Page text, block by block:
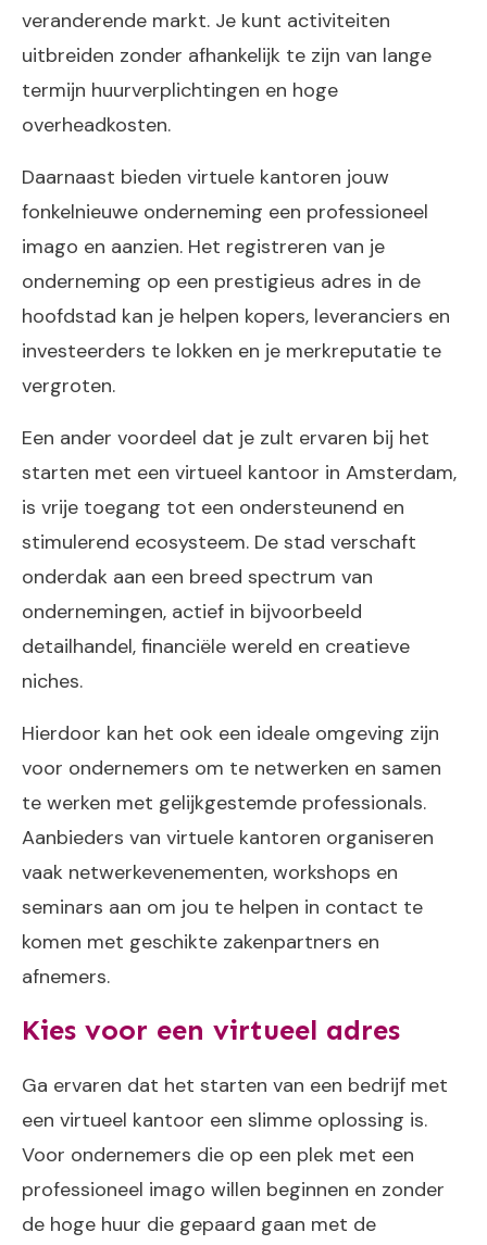
veranderende markt. Je kunt activiteiten
uitbreiden zonder afhankelijk te zijn van lange
termijn huurverplichtingen en hoge
overheadkosten.
Daarnaast bieden virtuele kantoren jouw
fonkelnieuwe onderneming een professioneel
imago en aanzien. Het registreren van je
onderneming op een prestigieus adres in de
hoofdstad kan je helpen kopers, leveranciers en
investeerders te lokken en je merkreputatie te
vergroten.
Een ander voordeel dat je zult ervaren bij het
starten met een virtueel kantoor in Amsterdam,
is vrije toegang tot een ondersteunend en
stimulerend ecosysteem. De stad verschaft
onderdak aan een breed spectrum van
ondernemingen, actief in bijvoorbeeld
detailhandel, financiële wereld en creatieve
niches.
Hierdoor kan het ook een ideale omgeving zijn
voor ondernemers om te netwerken en samen
te werken met gelijkgestemde professionals.
Aanbieders van virtuele kantoren organiseren
vaak netwerkevenementen, workshops en
seminars aan om jou te helpen in contact te
komen met geschikte zakenpartners en
afnemers.
Kies voor een virtueel adres
Ga ervaren dat het starten van een bedrijf met
een virtueel kantoor een ​​slimme oplossing is.
Voor ondernemers die op een plek met een
professioneel imago willen beginnen en zonder
de hoge huur die gepaard gaan met de